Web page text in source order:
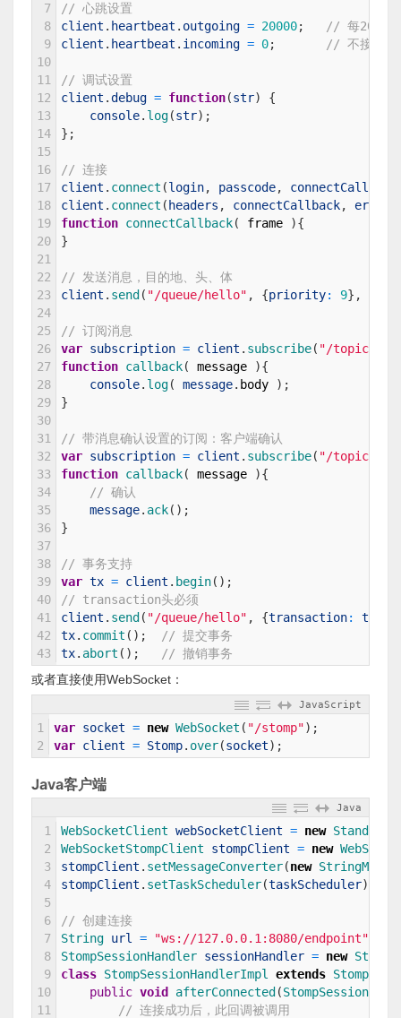
7
8
9
10
11
12
13
14
15
16
17
18
19
20
21
22
23
24
25
26
27
28
29
30
31
32
33
34
35
36
37
38
39
40
41
42
43
// 心跳设置
client . heartbeat . outgoing = 20000;
// 每20秒发
client . heartbeat . incoming = 0; // 不接受服
// 调试设置
client .debug = function(str)
{
console. log(str) ;
} ;
// 连接
client . connect (login, passcode, connectCallback
client . connect ( headers , connectCallback,
function connectCallback( frame ){
}
// 发送消息，目的地、头、体
client . send ( "/queue/hello" , {priority: 9} ,
// 订阅消息
var subscription = client . subscribe( "/topic/
function callback( message ){
console. log( message. body ) ;
}
// 带消息确认设置的订阅：客户端确认
var subscription = client . subscribe( "/topic/
function callback( message ){
// 确认
message. ack( ) ;
}
// 事务支持
var tx = client . begin( ) ;
// transaction头必须
client . send ( "/queue/hello" , {transaction: tx
tx. commit ( ) ;
// 提交事务
tx. abort ( ) ;
// 撤销事务
或者直接使用WebSocket：
JavaScript
1
2
var socket = new WebSocket ( "/stomp") ;
var client = Stomp. over(socket) ;
Java客户端
Java
1
2
3
4
5
6
7
8
9
10
11
WebSocketClient webSocketClient = new
WebSocketStompClient stompClient = new
stompClient . setMessageConverter(new
stompClient . setTaskScheduler(taskScheduler)
// 创建连接
String url = "ws://127.0.0.1:8080/endpoint"
StompSessionHandler sessionHandler = new
class StompSessionHandlerImpl extends
public void afterConnected (StompSession
// 连接成功后，此回调被调用